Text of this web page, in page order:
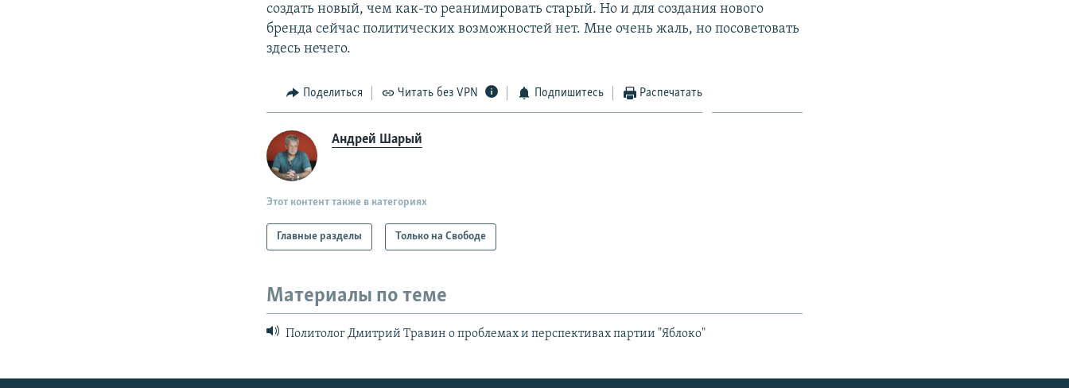
создать новый, чем как-то реанимировать старый. Но и для создания нового
бренда сейчас политических возможностей нет. Мне очень жаль, но посоветовать
здесь нечего.
Поделиться Читать без VPN Подпишитесь Распечатать
Андрей Шарый
Этот контент также в категориях
Главные разделы Только на Свободе
Материалы по теме
Политолог Дмитрий Травин о проблемах и перспективах партии "Яблоко"